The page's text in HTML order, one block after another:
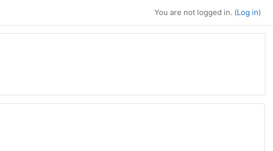
You are not logged in. (Log in)